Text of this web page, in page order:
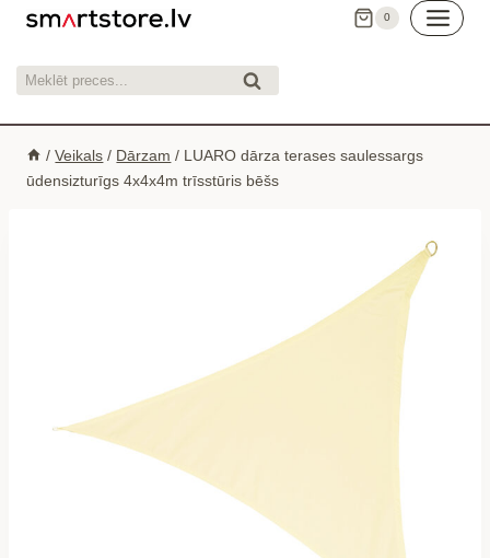
Skip
content
0
Meklēt: Meklēt
/ Veikals / Dārzam / LUARO dārza terases saulessargs
ūdensizturīgs 4x4x4m trīsstūris bēšs